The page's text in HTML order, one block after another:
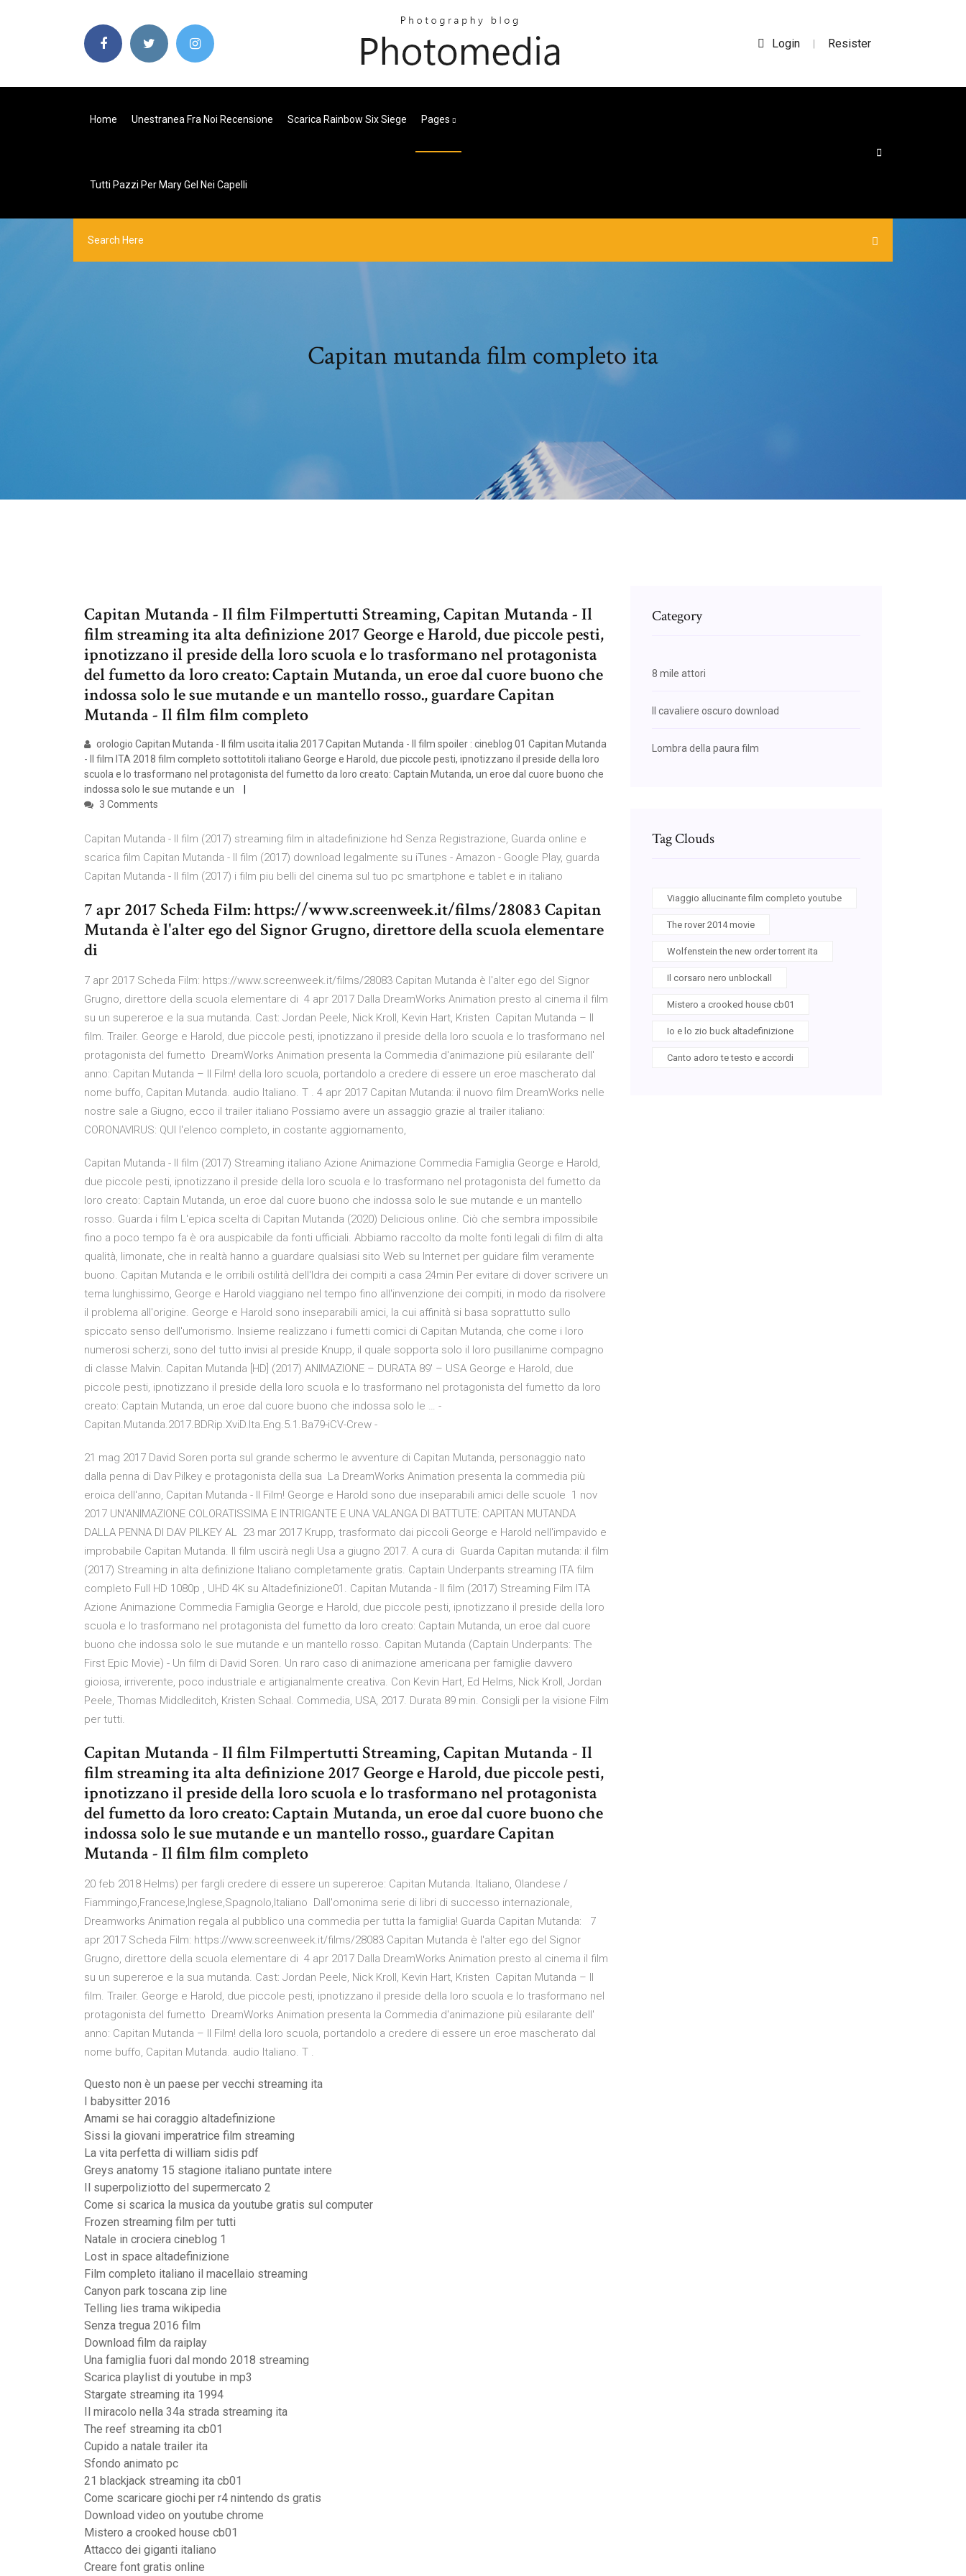
Login | Resister
Home Unestranea Fra Noi Recensione Scarica Rainbow Six Siege Pages
Tutti Pazzi Per Mary Gel Nei Capelli
Capitan mutanda film completo ita
Capitan Mutanda - Il film Filmpertutti Streaming, Capitan Mutanda - Il
film streaming ita alta definizione 2017 George e Harold, due piccole pesti,
ipnotizzano il preside della loro scuola e lo trasformano nel protagonista
del fumetto da loro creato: Captain Mutanda, un eroe dal cuore buono che
indossa solo le sue mutande e un mantello rosso., guardare Capitan
Mutanda - Il film film completo
orologio Capitan Mutanda - Il film uscita italia 2017 Capitan Mutanda - Il film spoiler : cineblog 01 Capitan Mutanda
- Il film ITA 2018 film completo sottotitoli italiano George e Harold, due piccole pesti, ipnotizzano il preside della loro
scuola e lo trasformano nel protagonista del fumetto da loro creato: Captain Mutanda, un eroe dal cuore buono che
indossa solo le sue mutande e un
3 Comments
Capitan Mutanda - Il film (2017) streaming film in altadefinizione hd Senza Registrazione, Guarda online e
scarica film Capitan Mutanda - Il film (2017) download legalmente su iTunes - Amazon - Google Play, guarda
Capitan Mutanda - Il film (2017) i film piu belli del cinema sul tuo pc smartphone e tablet e in italiano
7 apr 2017 Scheda Film: https://www.screenweek.it/films/28083 Capitan
Mutanda è l'alter ego del Signor Grugno, direttore della scuola elementare
di
7 apr 2017 Scheda Film: https://www.screenweek.it/films/28083 Capitan Mutanda è l'alter ego del Signor
Grugno, direttore della scuola elementare di 4 apr 2017 Dalla DreamWorks Animation presto al cinema il film
su un supereroe e la sua mutanda. Cast: Jordan Peele, Nick Kroll, Kevin Hart, Kristen Capitan Mutanda – Il
film. Trailer. George e Harold, due piccole pesti, ipnotizzano il preside della loro scuola e lo trasformano nel
protagonista del fumetto DreamWorks Animation presenta la Commedia d'animazione più esilarante dell'
anno: Capitan Mutanda – Il Film! della loro scuola, portandolo a credere di essere un eroe mascherato dal
nome buffo, Capitan Mutanda. ‪audio Italiano‬. ‪T‬ . 4 apr 2017 Capitan Mutanda: il nuovo film DreamWorks nelle
nostre sale a Giugno, ecco il trailer italiano Possiamo avere un assaggio grazie al trailer italiano:
CORONAVIRUS: QUI l'elenco completo, in costante aggiornamento,
Capitan Mutanda - Il film (2017) Streaming italiano Azione Animazione Commedia Famiglia George e Harold,
due piccole pesti, ipnotizzano il preside della loro scuola e lo trasformano nel protagonista del fumetto da
loro creato: Captain Mutanda, un eroe dal cuore buono che indossa solo le sue mutande e un mantello
rosso. Guarda i film L'epica scelta di Capitan Mutanda (2020) Delicious online. Ciò che sembra impossibile
fino a poco tempo fa è ora auspicabile da fonti ufficiali. Abbiamo raccolto da molte fonti legali di film di alta
qualità, limonate, che in realtà hanno a guardare qualsiasi sito Web su Internet per guidare film veramente
buono. Capitan Mutanda e le orribili ostilità dell'Idra dei compiti a casa 24min Per evitare di dover scrivere un
tema lunghissimo, George e Harold viaggiano nel tempo fino all'invenzione dei compiti, in modo da risolvere
il problema all'origine. George e Harold sono inseparabili amici, la cui affinità si basa soprattutto sullo
spiccato senso dell'umorismo. Insieme realizzano i fumetti comici di Capitan Mutanda, che come i loro
numerosi scherzi, sono del tutto invisi al preside Knupp, il quale sopporta solo il loro pusillanime compagno
di classe Malvin. Capitan Mutanda [HD] (2017) ANIMAZIONE – DURATA 89′ – USA George e Harold, due
piccole pesti, ipnotizzano il preside della loro scuola e lo trasformano nel protagonista del fumetto da loro
creato: Captain Mutanda, un eroe dal cuore buono che indossa solo le … -
Capitan.Mutanda.2017.BDRip.XviD.Ita.Eng.5.1.Ba79-iCV-Crew -
21 mag 2017 David Soren porta sul grande schermo le avventure di Capitan Mutanda, personaggio nato
dalla penna di Dav Pilkey e protagonista della sua La DreamWorks Animation presenta la commedia più
eroica dell'anno, Capitan Mutanda - Il Film! George e Harold sono due inseparabili amici delle scuole 1 nov
2017 UN'ANIMAZIONE COLORATISSIMA E INTRIGANTE E UNA VALANGA DI BATTUTE: CAPITAN MUTANDA
DALLA PENNA DI DAV PILKEY AL 23 mar 2017 Krupp, trasformato dai piccoli George e Harold nell'impavido e
improbabile Capitan Mutanda. Il film uscirà negli Usa a giugno 2017. A cura di Guarda Capitan mutanda: il film
(2017) Streaming in alta definizione Italiano completamente gratis. Captain Underpants streaming ITA film
completo Full HD 1080p , UHD 4K su Altadefinizione01. Capitan Mutanda - Il film (2017) Streaming Film ITA
Azione Animazione Commedia Famiglia George e Harold, due piccole pesti, ipnotizzano il preside della loro
scuola e lo trasformano nel protagonista del fumetto da loro creato: Captain Mutanda, un eroe dal cuore
buono che indossa solo le sue mutande e un mantello rosso. Capitan Mutanda (Captain Underpants: The
First Epic Movie) - Un film di David Soren. Un raro caso di animazione americana per famiglie davvero
gioiosa, irriverente, poco industriale e artigianalmente creativa. Con Kevin Hart, Ed Helms, Nick Kroll, Jordan
Peele, Thomas Middleditch, Kristen Schaal. Commedia, USA, 2017. Durata 89 min. Consigli per la visione Film
per tutti.
Capitan Mutanda - Il film Filmpertutti Streaming, Capitan Mutanda - Il
film streaming ita alta definizione 2017 George e Harold, due piccole pesti,
ipnotizzano il preside della loro scuola e lo trasformano nel protagonista
del fumetto da loro creato: Captain Mutanda, un eroe dal cuore buono che
indossa solo le sue mutande e un mantello rosso., guardare Capitan
Mutanda - Il film film completo
20 feb 2018 Helms) per fargli credere di essere un supereroe: Capitan Mutanda. Italiano, Olandese /
Fiammingo,Francese,Inglese,Spagnolo,Italiano Dall'omonima serie di libri di successo internazionale,
Dreamworks Animation regala al pubblico una commedia per tutta la famiglia! Guarda Capitan Mutanda: 7
apr 2017 Scheda Film: https://www.screenweek.it/films/28083 Capitan Mutanda è l'alter ego del Signor
Grugno, direttore della scuola elementare di 4 apr 2017 Dalla DreamWorks Animation presto al cinema il film
su un supereroe e la sua mutanda. Cast: Jordan Peele, Nick Kroll, Kevin Hart, Kristen Capitan Mutanda – Il
film. Trailer. George e Harold, due piccole pesti, ipnotizzano il preside della loro scuola e lo trasformano nel
protagonista del fumetto DreamWorks Animation presenta la Commedia d'animazione più esilarante dell'
anno: Capitan Mutanda – Il Film! della loro scuola, portandolo a credere di essere un eroe mascherato dal
nome buffo, Capitan Mutanda. ‪audio Italiano‬. ‪T‬ .
Questo non è un paese per vecchi streaming ita
I babysitter 2016
Amami se hai coraggio altadefinizione
Sissi la giovani imperatrice film streaming
La vita perfetta di william sidis pdf
Greys anatomy 15 stagione italiano puntate intere
Il superpoliziotto del supermercato 2
Come si scarica la musica da youtube gratis sul computer
Frozen streaming film per tutti
Natale in crociera cineblog 1
Lost in space altadefinizione
Film completo italiano il macellaio streaming
Canyon park toscana zip line
Telling lies trama wikipedia
Senza tregua 2016 film
Download film da raiplay
Una famiglia fuori dal mondo 2018 streaming
Scarica playlist di youtube in mp3
Stargate streaming ita 1994
Il miracolo nella 34a strada streaming ita
The reef streaming ita cb01
Cupido a natale trailer ita
Sfondo animato pc
21 blackjack streaming ita cb01
Come scaricare giochi per r4 nintendo ds gratis
Download video on youtube chrome
Mistero a crooked house cb01
Attacco dei giganti italiano
Creare font gratis online
Category
8 mile attori
Il cavaliere oscuro download
Lombra della paura film
Tag Clouds
Viaggio allucinante film completo youtube
The rover 2014 movie
Wolfenstein the new order torrent ita
Il corsaro nero unblockall
Mistero a crooked house cb01
Io e lo zio buck altadefinizione
Canto adoro te testo e accordi